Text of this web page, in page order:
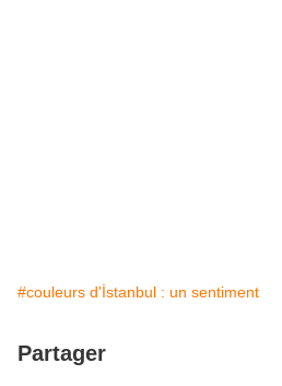
#couleurs d'İstanbul : un sentiment
Partager